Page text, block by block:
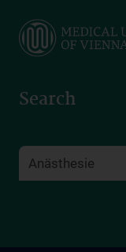
main
Search